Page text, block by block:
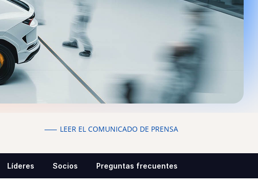
LEER EL COMUNICADO DE PRENSA
Líderes Socios Preguntas frecuentes